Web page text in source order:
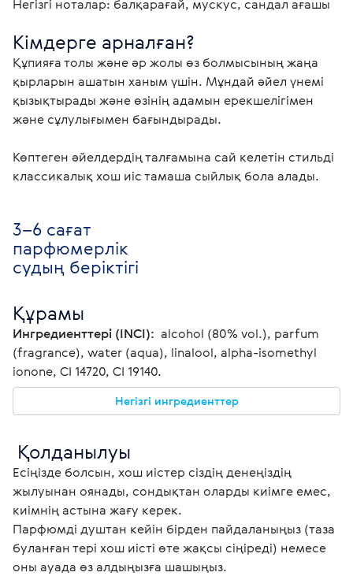
Негізгі ноталар: балқарағай, мускус, сандал ағашы
Кімдерге арналған?
Құпияға толы және әр жолы өз болмысының жаңа
қырларын ашатын ханым үшін. Мұндай әйел үнемі
қызықтырады және өзінің адамын ерекшелігімен
және сұлулығымен бағындырады.
Көптеген әйелдердің талғамына сай келетін стильді
классикалық хош иіс тамаша сыйлық бола алады.
3–6 сағат
парфюмерлік
судың беріктігі
Құрамы
Ингредиенттері (INCI): alcohol (80% vol.), parfum
(fragrance), water (aqua), linalool, alpha-isomethyl
ionone, CI 14720, CI 19140.
Негізгі ингредиенттер
Қолданылуы
Есіңізде болсын, хош иістер сіздің денеңіздің
жылуынан оянады, сондықтан оларды киімге емес,
киімнің астына жағу керек.
Парфюмді душтан кейін бірден пайдаланыңыз (таза
буланған тері хош иісті өте жақсы сіңіреді) немесе
оны ауада өз алдыңызға шашыңыз.